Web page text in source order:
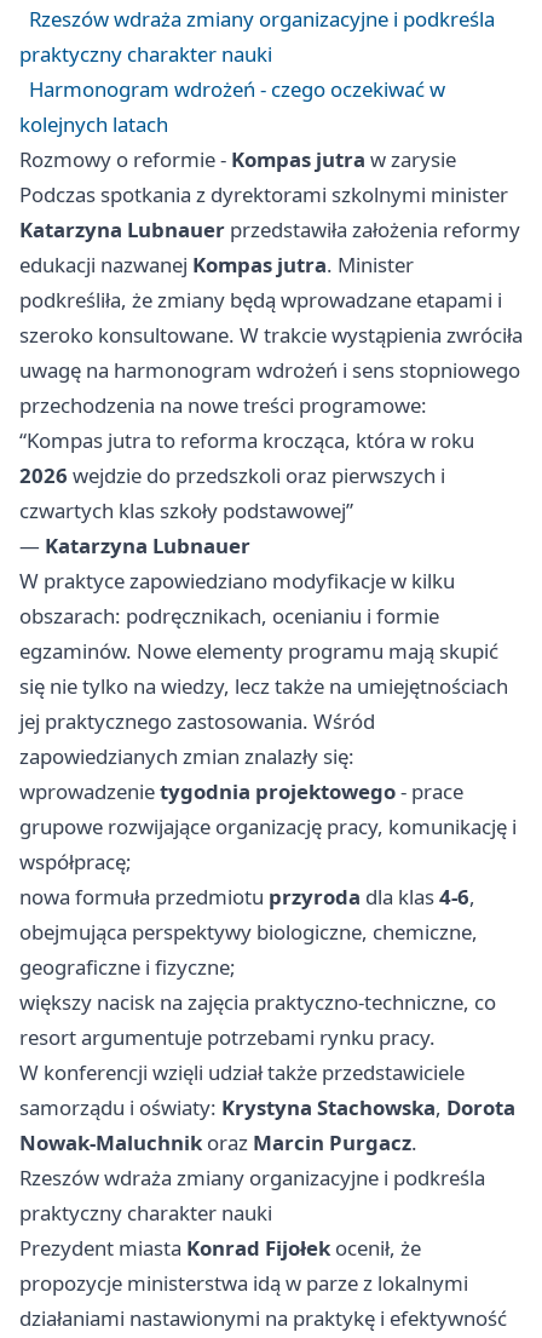
Rzeszów wdraża zmiany organizacyjne i podkreśla
praktyczny charakter nauki
Harmonogram wdrożeń - czego oczekiwać w
kolejnych latach
Rozmowy o reformie - Kompas jutra w zarysie
Podczas spotkania z dyrektorami szkolnymi minister
Katarzyna Lubnauer przedstawiła założenia reformy
edukacji nazwanej Kompas jutra. Minister
podkreśliła, że zmiany będą wprowadzane etapami i
szeroko konsultowane. W trakcie wystąpienia zwróciła
uwagę na harmonogram wdrożeń i sens stopniowego
przechodzenia na nowe treści programowe:
“Kompas jutra to reforma krocząca, która w roku
2026 wejdzie do przedszkoli oraz pierwszych i
czwartych klas szkoły podstawowej”
— Katarzyna Lubnauer
W praktyce zapowiedziano modyfikacje w kilku
obszarach: podręcznikach, ocenianiu i formie
egzaminów. Nowe elementy programu mają skupić
się nie tylko na wiedzy, lecz także na umiejętnościach
jej praktycznego zastosowania. Wśród
zapowiedzianych zmian znalazły się:
wprowadzenietygodnia projektowego- prace
grupowe rozwijające organizację pracy, komunikację i
współpracę;
nowa formuła przedmiotu przyroda dla klas4-6,
obejmująca perspektywy biologiczne, chemiczne,
geograficzne i fizyczne;
większy nacisk na zajęcia praktyczno-techniczne, co
resort argumentuje potrzebami rynku pracy.
W konferencji wzięli udział także przedstawiciele
samorządu i oświaty: Krystyna Stachowska, Dorota
Nowak-Maluchnik oraz Marcin Purgacz.
Rzeszów wdraża zmiany organizacyjne i podkreśla
praktyczny charakter nauki
Prezydent miasta Konrad Fijołek ocenił, że
propozycje ministerstwa idą w parze z lokalnymi
działaniami nastawionymi na praktykę i efektywność